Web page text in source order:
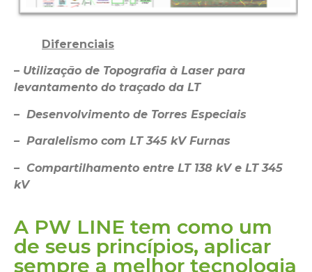
Diferenciais
– Utilização de Topografia à Laser para
levantamento do traçado da LT
– Desenvolvimento de Torres Especiais
– Paralelismo com LT 345 kV Furnas
– Compartilhamento entre LT 138 kV e LT 345
kV
A PW LINE tem como um
de seus princípios, aplicar
sempre a melhor tecnologia